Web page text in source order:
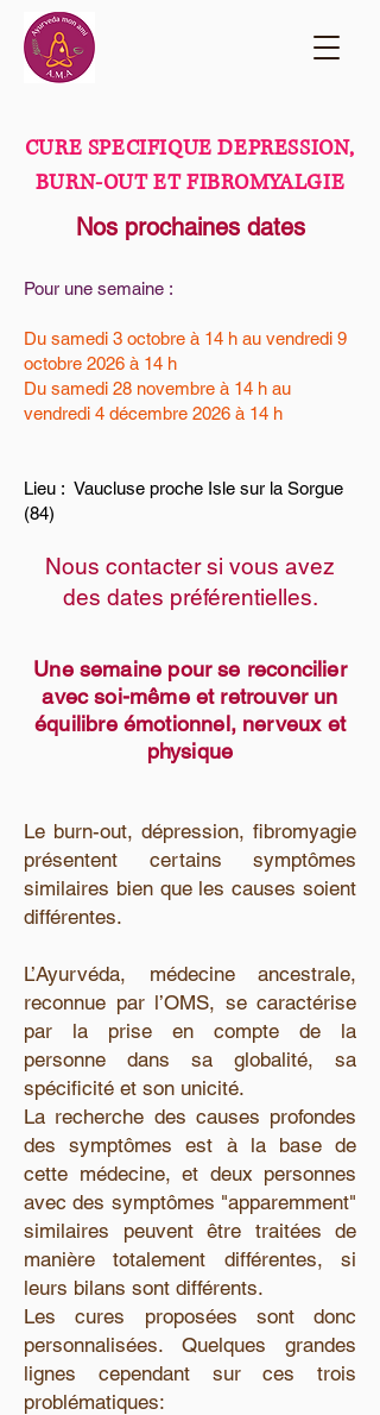
CURE SPECIFIQUE DEPRESSION,
BURN-OUT ET FIBROMYALGIE
Nos prochaines dates​
Pour une semaine :
Du samedi 3 octobre à 14 h au vendredi 9
octobre 2026 à 14 h
Du samedi 28 novembre à 14 h au
vendredi 4 décembre 2026 à 14 h
Lieu : Vaucluse proche Isle sur la Sorgue
(84)
Nous contacter si vous avez
des dates préférentielles.
Une semaine pour se reconcilier
avec soi-même et retrouver un
équilibre émotionnel, nerveux et
physique
Le burn-out, dépression, fibromyagie
présentent certains symptômes
similaires bien que les causes soient
différentes.
L’Ayurvéda, médecine ancestrale,
reconnue par l’OMS, se caractérise
par la prise en compte de la
personne dans sa globalité, sa
spécificité et son unicité.
La recherche des causes profondes
des symptômes est à la base de
cette médecine, et deux personnes
avec des symptômes "apparemment"
similaires peuvent être traitées de
manière totalement différentes, si
leurs bilans sont différents.
Les cures proposées sont donc
personnalisées. Quelques grandes
lignes cependant sur ces trois
problématiques: